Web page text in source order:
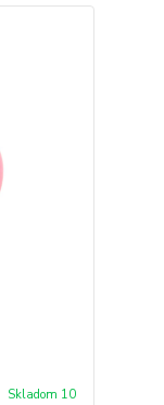
Skladom 10